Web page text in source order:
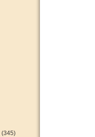
(345)